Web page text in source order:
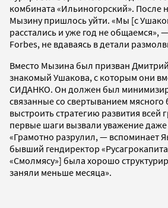
комбината «Ильиногорский». После
Мызину пришлось уйти. «Мы [с
расстались и уже год не общаемся»,
Forbes, не вдаваясь в детали
Вместо Мызина был призван
знакомый Ушакова, с которым они
СИДАНКО. Он должен был
связанные со свертыванием мясного
выстроить стратегию развития всей
первые шаги вызвали уважение
«Грамотно разрулил, — вспоминает
бывший гендиректор
«Смолмясу»] была хорошо
заняли меньше месяца».